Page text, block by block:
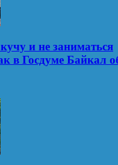
и не заниматься
в Госдуме Байкал